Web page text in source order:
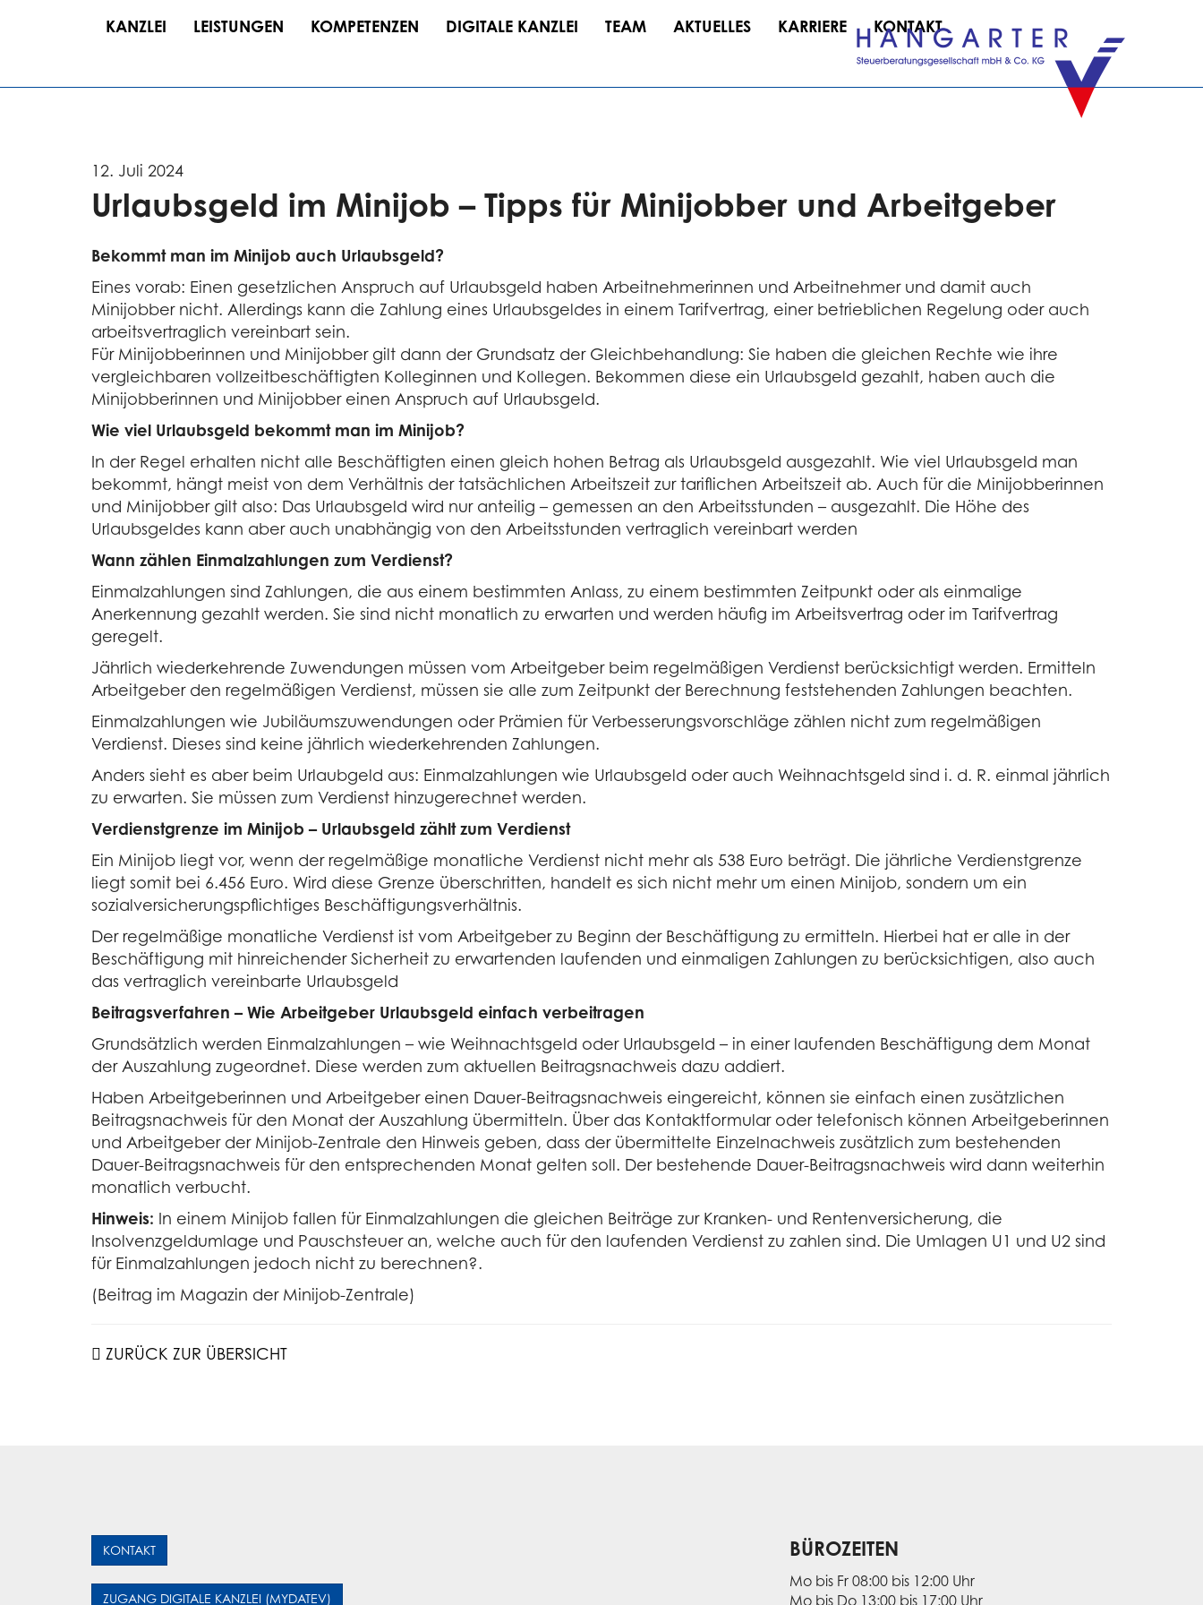
KANZLEI LEISTUNGEN KOMPETENZEN DIGITALE KANZLEI TEAM AKTUELLES KARRIERE KONTAKT
12. Juli 2024
Urlaubsgeld im Minijob – Tipps für Minijobber und Arbeitgeber
Bekommt man im Minijob auch Urlaubsgeld?
Eines vorab: Einen gesetzlichen Anspruch auf Urlaubsgeld haben Arbeitnehmerinnen und Arbeitnehmer und damit auch
Minijobber nicht. Allerdings kann die Zahlung eines Urlaubsgeldes in einem Tarifvertrag, einer betrieblichen Regelung oder auch
arbeitsvertraglich vereinbart sein.
Für Minijobberinnen und Minijobber gilt dann der Grundsatz der Gleichbehandlung: Sie haben die gleichen Rechte wie ihre
vergleichbaren vollzeitbeschäftigten Kolleginnen und Kollegen. Bekommen diese ein Urlaubsgeld gezahlt, haben auch die
Minijobberinnen und Minijobber einen Anspruch auf Urlaubsgeld.
Wie viel Urlaubsgeld bekommt man im Minijob?
In der Regel erhalten nicht alle Beschäftigten einen gleich hohen Betrag als Urlaubsgeld ausgezahlt. Wie viel Urlaubsgeld man
bekommt, hängt meist von dem Verhältnis der tatsächlichen Arbeitszeit zur tariflichen Arbeitszeit ab. Auch für die Minijobberinnen
und Minijobber gilt also: Das Urlaubsgeld wird nur anteilig – gemessen an den Arbeitsstunden – ausgezahlt. Die Höhe des
Urlaubsgeldes kann aber auch unabhängig von den Arbeitsstunden vertraglich vereinbart werden
Wann zählen Einmalzahlungen zum Verdienst?
Einmalzahlungen sind Zahlungen, die aus einem bestimmten Anlass, zu einem bestimmten Zeitpunkt oder als einmalige
Anerkennung gezahlt werden. Sie sind nicht monatlich zu erwarten und werden häufig im Arbeitsvertrag oder im Tarifvertrag
geregelt.
Jährlich wiederkehrende Zuwendungen müssen vom Arbeitgeber beim regelmäßigen Verdienst berücksichtigt werden. Ermitteln
Arbeitgeber den regelmäßigen Verdienst, müssen sie alle zum Zeitpunkt der Berechnung feststehenden Zahlungen beachten.
Einmalzahlungen wie Jubiläumszuwendungen oder Prämien für Verbesserungsvorschläge zählen nicht zum regelmäßigen
Verdienst. Dieses sind keine jährlich wiederkehrenden Zahlungen.
Anders sieht es aber beim Urlaubgeld aus: Einmalzahlungen wie Urlaubsgeld oder auch Weihnachtsgeld sind i. d. R. einmal jährlich
zu erwarten. Sie müssen zum Verdienst hinzugerechnet werden.
Verdienstgrenze im Minijob – Urlaubsgeld zählt zum Verdienst
Ein Minijob liegt vor, wenn der regelmäßige monatliche Verdienst nicht mehr als 538 Euro beträgt. Die jährliche Verdienstgrenze
liegt somit bei 6.456 Euro. Wird diese Grenze überschritten, handelt es sich nicht mehr um einen Minijob, sondern um ein
sozialversicherungspflichtiges Beschäftigungsverhältnis.
Der regelmäßige monatliche Verdienst ist vom Arbeitgeber zu Beginn der Beschäftigung zu ermitteln. Hierbei hat er alle in der
Beschäftigung mit hinreichender Sicherheit zu erwartenden laufenden und einmaligen Zahlungen zu berücksichtigen, also auch
das vertraglich vereinbarte Urlaubsgeld
Beitragsverfahren – Wie Arbeitgeber Urlaubsgeld einfach verbeitragen
Grundsätzlich werden Einmalzahlungen – wie Weihnachtsgeld oder Urlaubsgeld – in einer laufenden Beschäftigung dem Monat
der Auszahlung zugeordnet. Diese werden zum aktuellen Beitragsnachweis dazu addiert.
Haben Arbeitgeberinnen und Arbeitgeber einen Dauer-Beitragsnachweis eingereicht, können sie einfach einen zusätzlichen
Beitragsnachweis für den Monat der Auszahlung übermitteln. Über das Kontaktformular oder telefonisch können Arbeitgeberinnen
und Arbeitgeber der Minijob-Zentrale den Hinweis geben, dass der übermittelte Einzelnachweis zusätzlich zum bestehenden
Dauer-Beitragsnachweis für den entsprechenden Monat gelten soll. Der bestehende Dauer-Beitragsnachweis wird dann weiterhin
monatlich verbucht.
Hinweis: In einem Minijob fallen für Einmalzahlungen die gleichen Beiträge zur Kranken- und Rentenversicherung, die
Insolvenzgeldumlage und Pauschsteuer an, welche auch für den laufenden Verdienst zu zahlen sind. Die Umlagen U1 und U2 sind
für Einmalzahlungen jedoch nicht zu berechnen?.
(Beitrag im Magazin der Minijob-Zentrale)
ZURÜCK ZUR ÜBERSICHT
KONTAKT
ZUGANG DIGITALE KANZLEI (MYDATEV)
BÜROZEITEN
Mo bis Fr 08:00 bis 12:00 Uhr
Mo bis Do 13:00 bis 17:00 Uhr